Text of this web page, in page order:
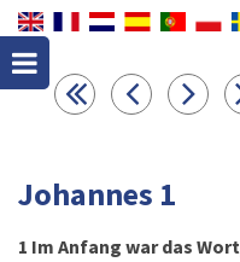
Johannes 1
1 Im Anfang war das